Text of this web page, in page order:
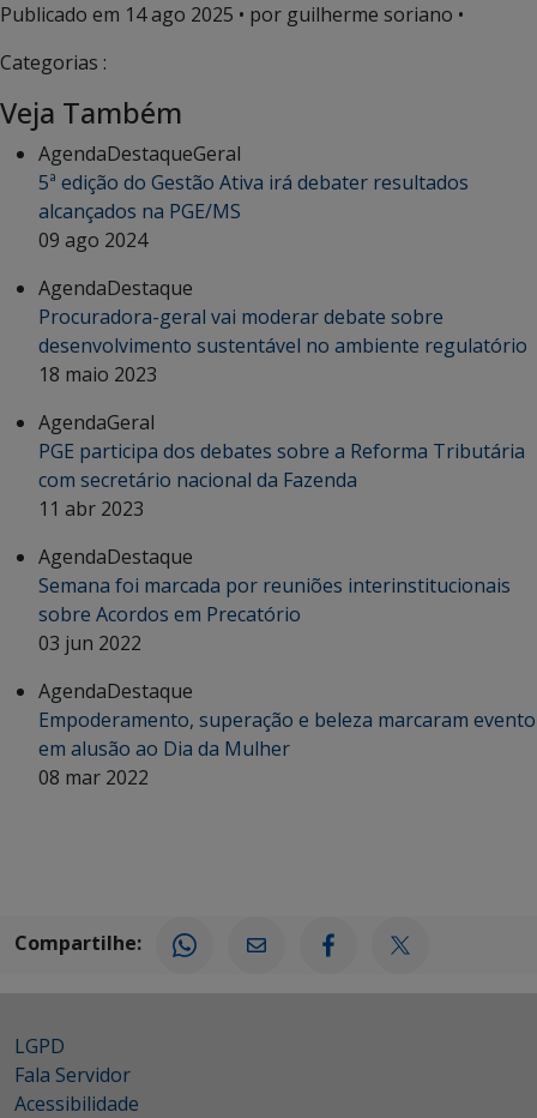
Publicado em 14 ago 2025 • por guilherme soriano •
Categorias :
Veja Também
AgendaDestaqueGeral
5ª edição do Gestão Ativa irá debater resultados
alcançados na PGE/MS
09 ago 2024
AgendaDestaque
Procuradora-geral vai moderar debate sobre
desenvolvimento sustentável no ambiente regulatório
18 maio 2023
AgendaGeral
PGE participa dos debates sobre a Reforma Tributária
com secretário nacional da Fazenda
11 abr 2023
AgendaDestaque
Semana foi marcada por reuniões interinstitucionais
sobre Acordos em Precatório
03 jun 2022
AgendaDestaque
Empoderamento, superação e beleza marcaram evento
em alusão ao Dia da Mulher
08 mar 2022
Compartilhe:
LGPD
Fala Servidor
Acessibilidade